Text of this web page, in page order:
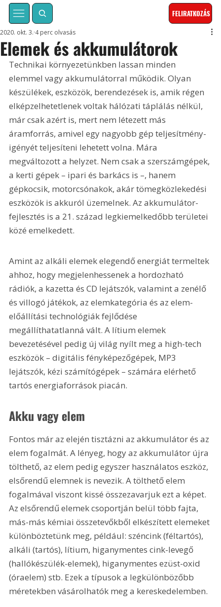
FELIRATKOZÁS
Elemek és akkumulátorok
2020. okt. 3. 4 perc olvasás
Technikai környezetünkben lassan minden
elemmel vagy akkumulátorral működik. Olyan
készülékek, eszközök, berendezések is, amik régen
elképzelhetetlenek voltak hálózati táplálás nélkül,
már csak azért is, mert nem létezett más
áramforrás, amivel egy nagyobb gép teljesítmény-
igényét teljesíteni lehetett volna. Mára
megváltozott a helyzet. Nem csak a szerszámgépek,
a kerti gépek – ipari és barkács is –, hanem
gépkocsik, motorcsónakok, akár tömegközlekedési
eszközök is akkuról üzemelnek. Az akkumulátor-
fejlesztés is a 21. század legkiemelkedőbb területei
közé emelkedett.
Amint az alkáli elemek elegendő energiát termeltek
ahhoz, hogy megjelenhessenek a hordozható
rádiók, a kazetta és CD lejátszók, valamint a zenélő
és villogó játékok, az elemkategória és az elem-
előállítási technológiák fejlődése
megállíthatatlanná vált. A lítium elemek
bevezetésével pedig új világ nyílt meg a high-tech
eszközök – digitális fényképezőgépek, MP3
lejátszók, kézi számítógépek – számára elérhető
tartós energiaforrások piacán.
Akku vagy elem
Fontos már az elején tisztázni az akkumulátor és az
elem fogalmát. A lényeg, hogy az akkumulátor újra
tölthető, az elem pedig egyszer használatos eszköz,
elsőrendű elemnek is nevezik. A tölthető elem
fogalmával viszont kissé összezavarjuk ezt a képet.
Az elsőrendű elemek csoportján belül több fajta,
más-más kémiai összetevőkből elkészített elemeket
különböztetünk meg, például: széncink (féltartós),
alkáli (tartós), lítium, higanymentes cink-levegő
(hallókészülék-elemek), higanymentes ezüst-oxid
(óraelem) stb. Ezek a típusok a legkülönbözőbb
méretekben vásárolhatók meg a kereskedelemben.